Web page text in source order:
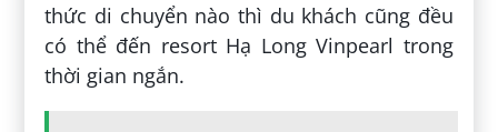
thức di chuyển nào thì du khách cũng đều
có thể đến resort Hạ Long Vinpearl trong
thời gian ngắn.